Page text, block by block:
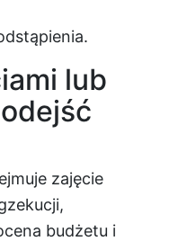
lub
zajęcie
budżetu i